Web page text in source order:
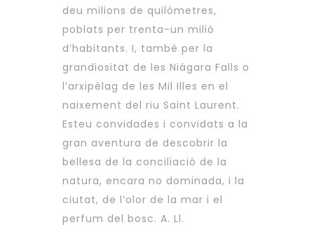
deu milions de quilòmetres,
poblats per trenta-un milió
d’habitants. I, també per la
grandiositat de les Niágara Falls o
l’arxipèlag de les Mil Illes en el
naixement del riu Saint Laurent.
Esteu convidades i convidats a la
gran aventura de descobrir la
bellesa de la conciliació de la
natura, encara no dominada, i la
ciutat, de l’olor de la mar i el
perfum del bosc. A. Ll.